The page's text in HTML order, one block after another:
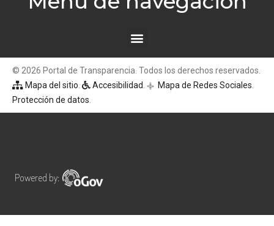
© 2026 Portal de Transparencia. Todos los derechos reservados.
Mapa del sitio
Accesibilidad q Mapa de Redes Sociales
Protección de datos
Powered by: